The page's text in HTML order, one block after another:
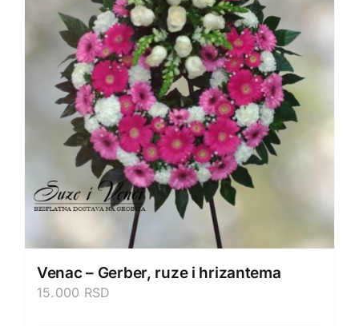
Venac – Gerber, ruze i hrizantema
15.000 RSD